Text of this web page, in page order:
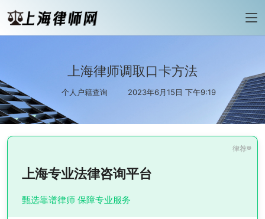
上海律师调取口卡方法
个人户籍查询 2023年6月15日 下午9:19
上海专业法律咨询平台
甄选靠谱律师 保障专业服务